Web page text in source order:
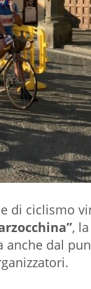
di ciclismo
,
anche dal